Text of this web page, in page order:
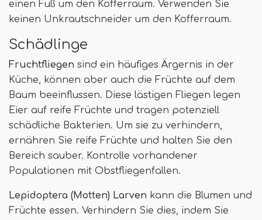
einen Fuß um den Kofferraum. Verwenden Sie
keinen Unkrautschneider um den Kofferraum.
Schädlinge
Fruchtfliegen sind ein häufiges Ärgernis in der
Küche, können aber auch die Früchte auf dem
Baum beeinflussen. Diese lästigen Fliegen legen
Eier auf reife Früchte und tragen potenziell
schädliche Bakterien. Um sie zu verhindern,
ernähren Sie reife Früchte und halten Sie den
Bereich sauber. Kontrolle vorhandener
Populationen mit Obstfliegenfallen.
Lepidoptera (Motten) Larven kann die Blumen und
Früchte essen. Verhindern Sie dies, indem Sie